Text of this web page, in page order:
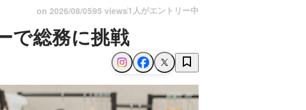
on 2026/08/0595 views1人がエントリー中
で総務に挑戦